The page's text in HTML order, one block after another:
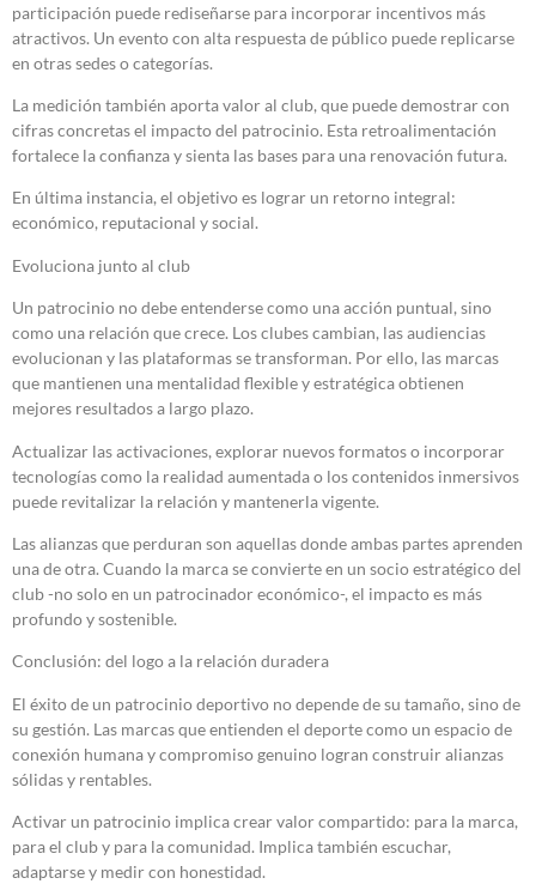
participación puede rediseñarse para incorporar incentivos más
atractivos. Un evento con alta respuesta de público puede replicarse
en otras sedes o categorías.
La medición también aporta valor al club, que puede demostrar con
cifras concretas el impacto del patrocinio. Esta retroalimentación
fortalece la confianza y sienta las bases para una renovación futura.
En última instancia, el objetivo es lograr un retorno integral:
económico, reputacional y social.
Evoluciona junto al club
Un patrocinio no debe entenderse como una acción puntual, sino
como una relación que crece. Los clubes cambian, las audiencias
evolucionan y las plataformas se transforman. Por ello, las marcas
que mantienen una mentalidad flexible y estratégica obtienen
mejores resultados a largo plazo.
Actualizar las activaciones, explorar nuevos formatos o incorporar
tecnologías como la realidad aumentada o los contenidos inmersivos
puede revitalizar la relación y mantenerla vigente.
Las alianzas que perduran son aquellas donde ambas partes aprenden
una de otra. Cuando la marca se convierte en un socio estratégico del
club -no solo en un patrocinador económico-, el impacto es más
profundo y sostenible.
Conclusión: del logo a la relación duradera
El éxito de un patrocinio deportivo no depende de su tamaño, sino de
su gestión. Las marcas que entienden el deporte como un espacio de
conexión humana y compromiso genuino logran construir alianzas
sólidas y rentables.
Activar un patrocinio implica crear valor compartido: para la marca,
para el club y para la comunidad. Implica también escuchar,
adaptarse y medir con honestidad.